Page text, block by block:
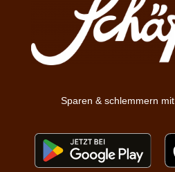
Sparen & schlemmern